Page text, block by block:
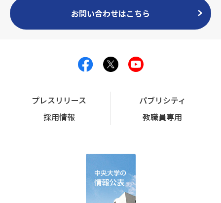
お問い合わせはこちら
プレスリリース
パブリシティ
採用情報
教職員専用